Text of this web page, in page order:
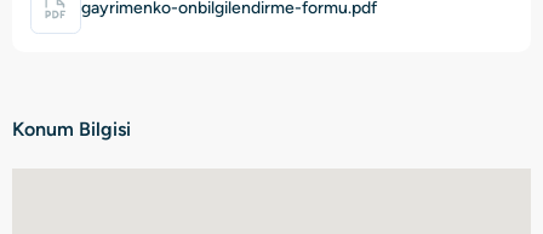
gayrimenko-onbilgilendirme-formu.pdf
Konum Bilgisi